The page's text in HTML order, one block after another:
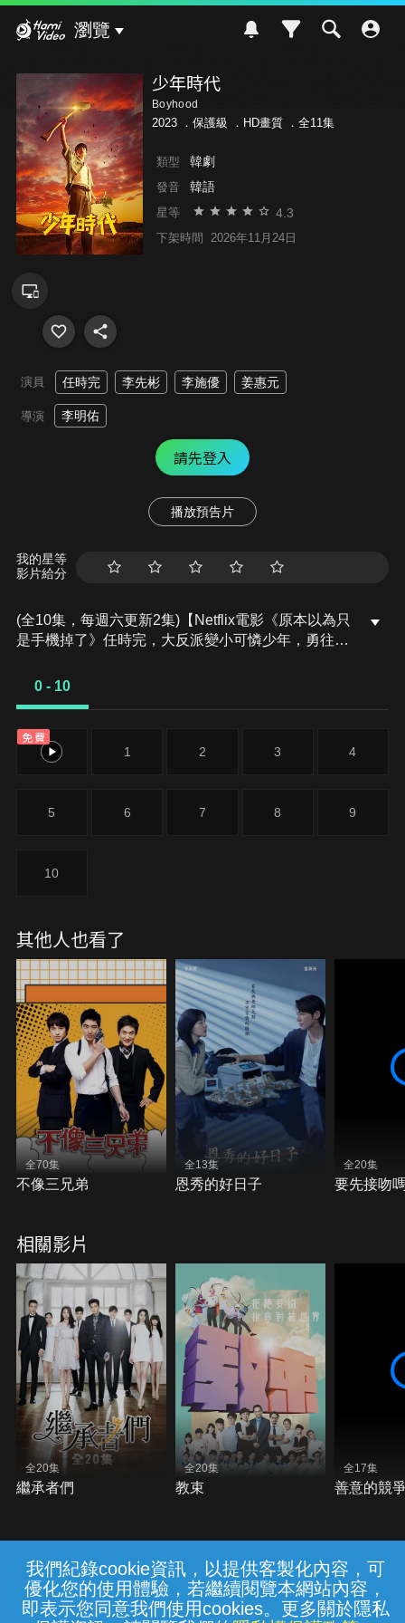
我們紀錄cookie資訊，以提供客製化內容，可
優化您的使用體驗，若繼續閱覽本網站內容，
即表示您同意我們使用cookies。更多關於隱私
瀏覽
少年時代
Boyhood
2023 ． 保護級 ．HD畫質 ．全11集
類型 韓劇
發音 韓語
星等 4.3
下架時間 2026年11月24日
演員 任時完 李先彬 李施優 姜惠元
導演 李明佑
請先登入
播放預告片
我的星等
影片給分
(全10集，每週六更新2集)【Netflix電影《原本以為只
是手機掉了》任時完，大反派變小可憐少年，勇往直
中生張秉泰，以「在學校不挨打」為最大目標。某天
血故事。
0 - 10
免費
0 1 2 3 4
5 6 7 8 9
10
其他人也看了
全70集
不像三兄弟
全13集
恩秀的好日子
全20集
要先接吻
相關影片
全20集
繼承者們
全20集
教束
全17集
善意的競
常見問題 線上客服 服務條款 隱私權保護
{{notifyMsg}}